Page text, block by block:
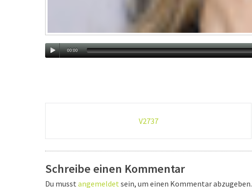
00:00
V2737
Schreibe einen Kommentar
Du musst angemeldet sein, um einen Kommentar abzugeben.